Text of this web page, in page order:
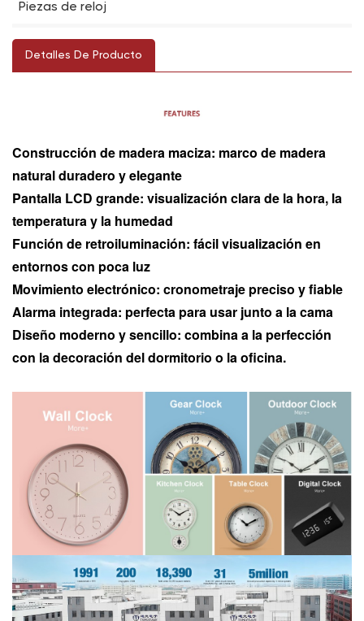
Piezas de reloj
Detalles De Producto
Construcción de madera maciza: marco de madera
natural duradero y elegante
Pantalla LCD grande: visualización clara de la hora, la
temperatura y la humedad
Función de retroiluminación: fácil visualización en
entornos con poca luz
Movimiento electrónico: cronometraje preciso y fiable
Alarma integrada: perfecta para usar junto a la cama
Diseño moderno y sencillo: combina a la perfección
con la decoración del dormitorio o la oficina.